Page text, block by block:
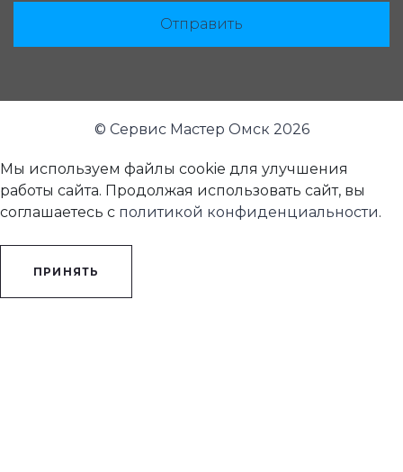
Отправить
© Сервис Мастер Омск 2026
Мы используем файлы cookie для улучшения
работы сайта. Продолжая использовать сайт, вы
соглашаетесь с политикой конфиденциальности.
ПРИНЯТЬ